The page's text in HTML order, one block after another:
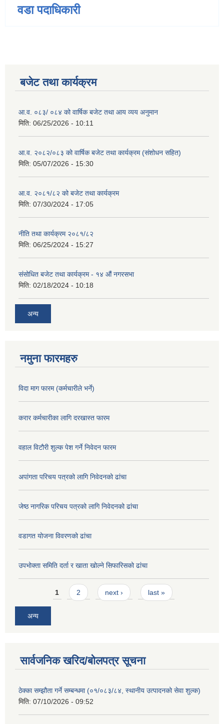
वडा पदाधिकारी
बजेट तथा कार्यक्रम
आ.व. ०८३/ ०८४ को वार्षिक बजेट तथा आय व्यय अनुमान
मिति: 06/25/2026 - 10:11
आ.व. २०८२/०८३ को वार्षिक बजेट तथा कार्यक्रम (संशोधन सहित)
मिति: 05/07/2026 - 15:30
आ.व. २०८१/८२ को बजेट तथा कार्यक्रम
मिति: 07/30/2024 - 17:05
नीति तथा कार्यक्रम २०८१/८२
मिति: 06/25/2024 - 15:27
संसोधित बजेट तथा कार्यक्रम - १४ औं नगरसभा
मिति: 02/18/2024 - 10:18
अन्य
नमुना फारमहरु
विदा माग फारम (कर्मचारीले भर्ने)
करार कर्मचारीका लागि दरखास्त फारम
वहाल विटौरी शुल्क पेश गर्ने निवेदन फारम
अपांगता परिचय पत्रको लागि निवेदनको ढांचा
जेष्ठ नागरिक परिचय पत्रको लागि निवेदनको ढांचा
वडागत योजना विवरणको ढांचा
उपभोक्ता समिति दर्ता र खाता खोल्ने सिफारिसको ढांचा
Pages1 2 next › last »
अन्य
सार्वजनिक खरिद/बोलपत्र सूचना
ठेक्का सम्झौता गर्ने सम्बन्धमा (०१/०८३/८४, स्थानीय उत्पादनको सेवा शुल्क)
मिति: 07/10/2026 - 09:52